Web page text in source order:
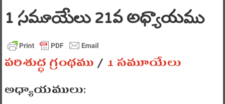
1 సమూయేలు 21వ అధ్యాయము
పరిశుద్ధ గ్రంథము/1 సమూయేలు
అధ్యాయములు: